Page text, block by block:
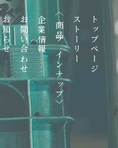
トップページ
ストーリー
〈商品ラインナップ〉
焼酎
正春
逢初 企業情報
お問い合わせ
お知らせ